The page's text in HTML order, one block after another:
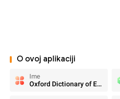
O ovoj aplikaciji
Ime
Oxford Dictionary of English